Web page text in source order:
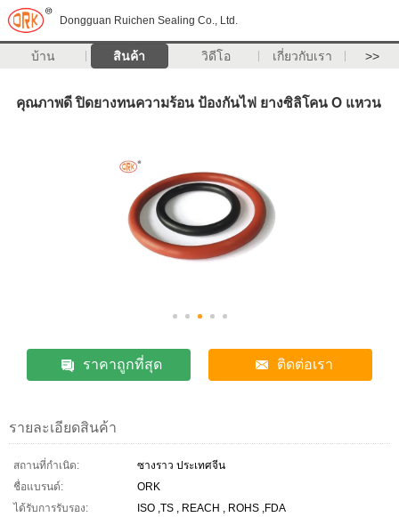
Dongguan Ruichen Sealing Co., Ltd.
บ้าน สินค้า วิดีโอ เกี่ยวกับเรา >>
คุณภาพดี ปิดยางทนความร้อน ป้องกันไฟ ยางซิลิโคน O แหวน
ราคาถูกที่สุด ติดต่อเรา
รายละเอียดสินค้า
สถานที่กำเนิด:
ซางราว ประเทศจีน
ชื่อแบรนด์:
ORK
ได้รับการรับรอง:
ISO ,TS , REACH , ROHS ,FDA